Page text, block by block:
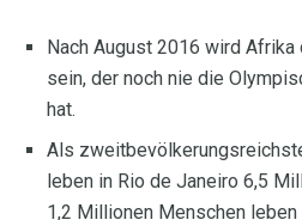
Nach August 2016 wird
sein, der noch nie die
hat.
Als
leben in Rio de Janeiro 6,5
1,2 Millionen Menschen